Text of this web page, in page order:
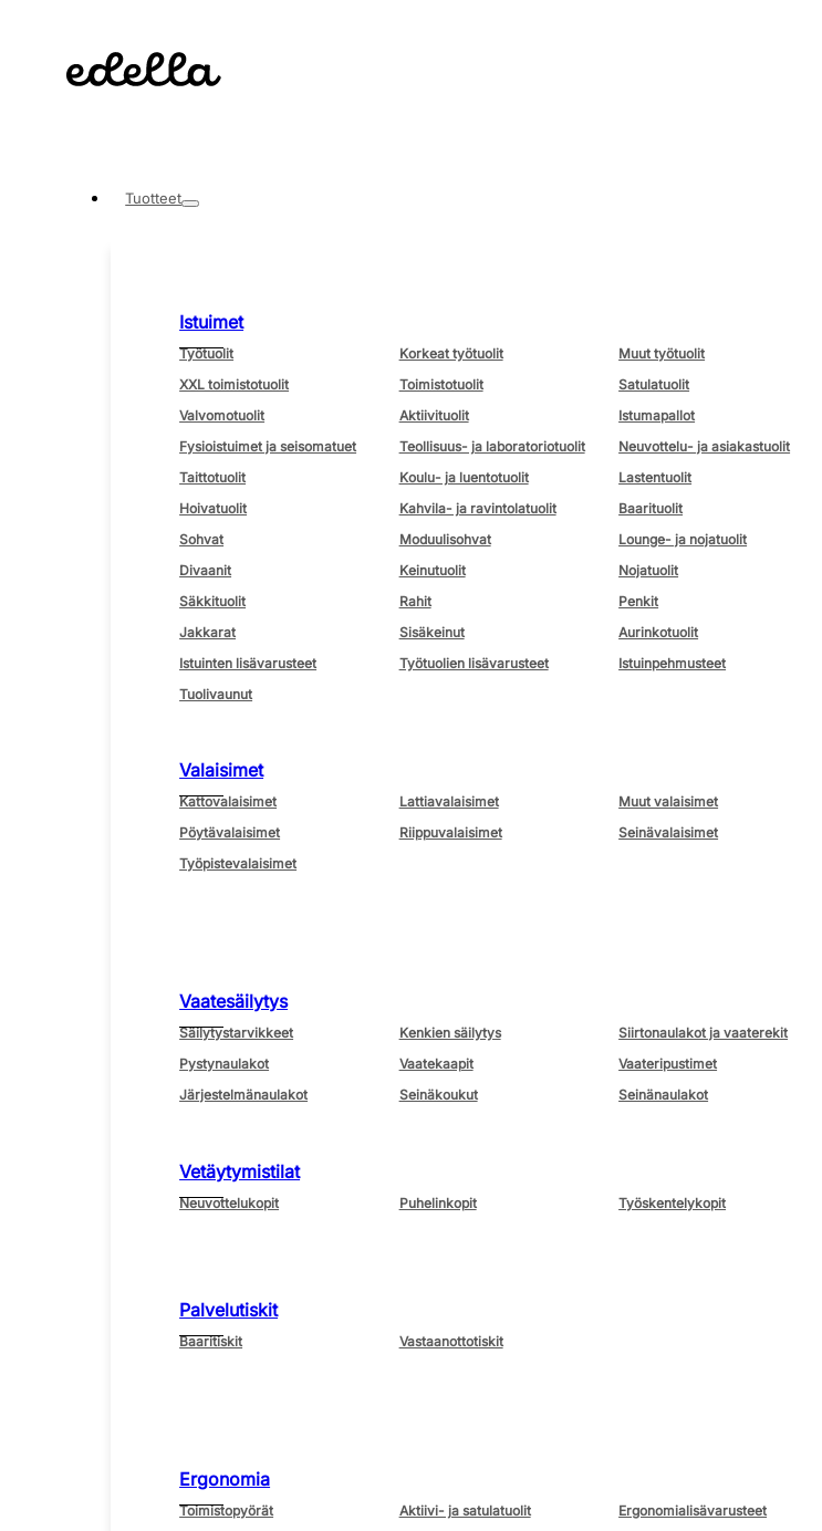
Tuotteet
Istuimet
Työtuolit Korkeat työtuolit
Muut työtuolit
XXL toimistotuolit
Toimistotuolit
Satulatuolit
Valvomotuolit
Aktiivituolit
Istumapallot
Fysioistuimet ja seisomatuet
Teollisuus- ja laboratoriotuolit
Neuvottelu- ja asiakastuolit
Taittotuolit
Koulu- ja luentotuolit
Lastentuolit
Hoivatuolit
Kahvila- ja ravintolatuolit
Baarituolit
Sohvat
Moduulisohvat
Lounge- ja nojatuolit
Divaanit
Keinutuolit
Nojatuolit
Säkkituolit
Rahit
Penkit
Jakkarat
Sisäkeinut
Aurinkotuolit
Istuinten lisävarusteet
Työtuolien lisävarusteet
Istuinpehmusteet
Tuolivaunut
Valaisimet
Kattovalaisimet Lattiavalaisimet
Muut valaisimet
Pöytävalaisimet
Riippuvalaisimet
Seinävalaisimet
Työpistevalaisimet
Vaatesäilytys
Säilytystarvikkeet Kenkien säilytys
Siirtonaulakot ja vaaterekit
Pystynaulakot
Vaatekaapit
Vaateripustimet
Järjestelmänaulakot
Seinäkoukut Seinänaulakot
Vetäytymistilat
Neuvottelukopit Puhelinkopit Työskentelykopit
Palvelutiskit
Baaritiskit Vastaanottotiskit
Ergonomia
Toimistopyörät Aktiivi- ja satulatuolit
Ergonomialisävarusteet